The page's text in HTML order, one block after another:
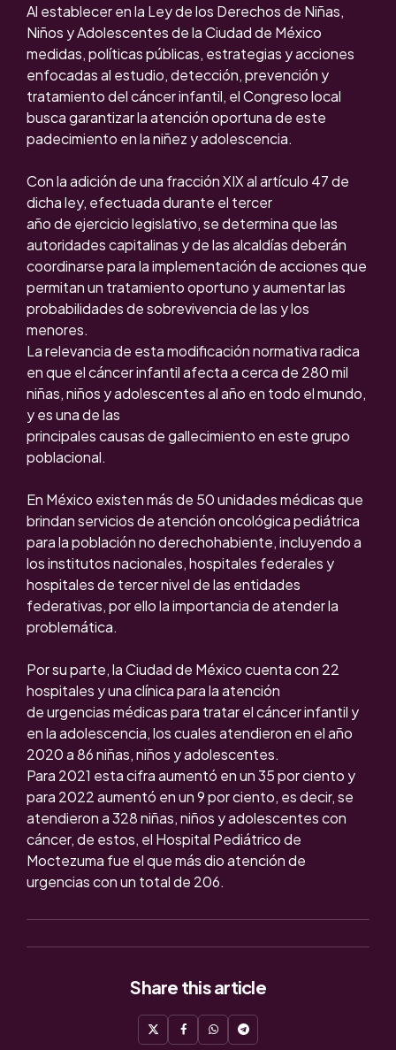
Al establecer en la Ley de los Derechos de Niñas,
Niños y Adolescentes de la Ciudad de México
medidas, políticas públicas, estrategias y acciones
enfocadas al estudio, detección, prevención y
tratamiento del cáncer infantil, el Congreso local
busca garantizar la atención oportuna de este
padecimiento en la niñez y adolescencia.
Con la adición de una fracción XIX al artículo 47 de
dicha ley, efectuada durante el tercer
año de ejercicio legislativo, se determina que las
autoridades capitalinas y de las alcaldías deberán
coordinarse para la implementación de acciones que
permitan un tratamiento oportuno y aumentar las
probabilidades de sobrevivencia de las y los
menores.
La relevancia de esta modificación normativa radica
en que el cáncer infantil afecta a cerca de 280 mil
niñas, niños y adolescentes al año en todo el mundo,
y es una de las
principales causas de gallecimiento en este grupo
poblacional.
En México existen más de 50 unidades médicas que
brindan servicios de atención oncológica pediátrica
para la población no derechohabiente, incluyendo a
los institutos nacionales, hospitales federales y
hospitales de tercer nivel de las entidades
federativas, por ello la importancia de atender la
problemática.
Por su parte, la Ciudad de México cuenta con 22
hospitales y una clínica para la atención
de urgencias médicas para tratar el cáncer infantil y
en la adolescencia, los cuales atendieron en el año
2020 a 86 niñas, niños y adolescentes.
Para 2021 esta cifra aumentó en un 35 por ciento y
para 2022 aumentó en un 9 por ciento, es decir, se
atendieron a 328 niñas, niños y adolescentes con
cáncer, de estos, el Hospital Pediátrico de
Moctezuma fue el que más dio atención de
urgencias con un total de 206.
Share this article